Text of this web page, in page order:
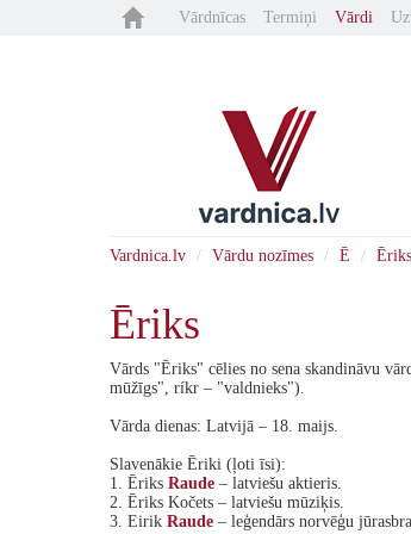
Vārdnīcas Termiņi Vārdi
Vardnica.lv Vārdu nozīmes Ē Ēriks
Ēriks
Vārds "Ēriks" cēlies no sena skandināvu
mūžīgs", ríkr – "valdnieks").
Vārda dienas: Latvijā – 18. maijs.
Slavenākie Ēriki (ļoti īsi):
1. Ēriks Raude – latviešu aktieris.
2. Ēriks Kočets – latviešu mūziķis.
3. Eirik Raude – leģendārs norvēģu